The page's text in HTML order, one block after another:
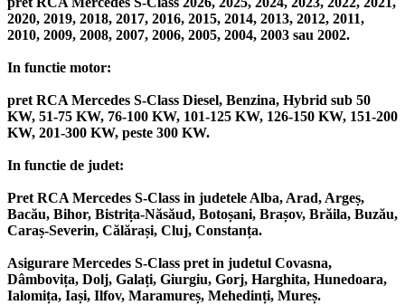
2020, 2019, 2018, 2017, 2016, 2015, 2014, 2013, 2012, 2011,
2010, 2009, 2008, 2007, 2006, 2005, 2004, 2003 sau 2002.
In functie motor:
pret RCA Mercedes S-Class Diesel, Benzina, Hybrid sub 50
KW, 51-75 KW, 76-100 KW, 101-125 KW, 126-150 KW, 151-200
KW, 201-300 KW, peste 300 KW.
In functie de judet:
Pret RCA Mercedes S-Class in judetele Alba, Arad, Argeș,
Bacău, Bihor, Bistrița-Năsăud, Botoșani, Brașov, Brăila, Buzău,
Caraș-Severin, Călărași, Cluj, Constanța.
Asigurare Mercedes S-Class pret in judetul Covasna,
Dâmbovița, Dolj, Galați, Giurgiu, Gorj, Harghita, Hunedoara,
Ialomița, Iași, Ilfov, Maramureș, Mehedinți, Mureș.